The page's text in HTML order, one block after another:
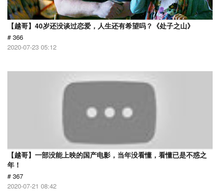
【越哥】40岁还没谈过恋爱，人生还有希望吗？《处子之山》
# 366
2020-07-23 05:12
【越哥】一部没能上映的国产电影，当年没看懂，看懂已是不惑之
年！
# 367
2020-07-21 08:42